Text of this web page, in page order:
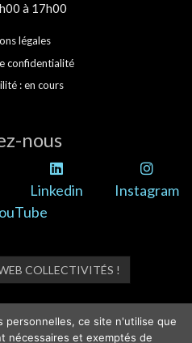
à 17h00
légales
confidentialité
: en cours
nous
Linkedin
Instagram
COLLECTIVITÉS !
personnelles, ce site n'utilise que
nécessaires et exemptés de